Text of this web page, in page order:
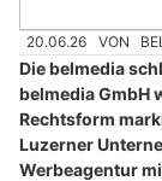
20.06.26 VON
Die belmedia
belmedia GmbH
Rechtsform
Luzerner
Werbeagentur